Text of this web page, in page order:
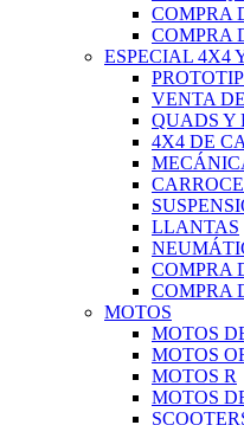
COMPRA
COMPRA
ESPECIAL 4X4
VENTA
QUADS Y
4X4 DE
LLANTAS
COMPRA
COMPRA
MOTOS
MOTOS
MOTOS
MOTOS R
MOTOS